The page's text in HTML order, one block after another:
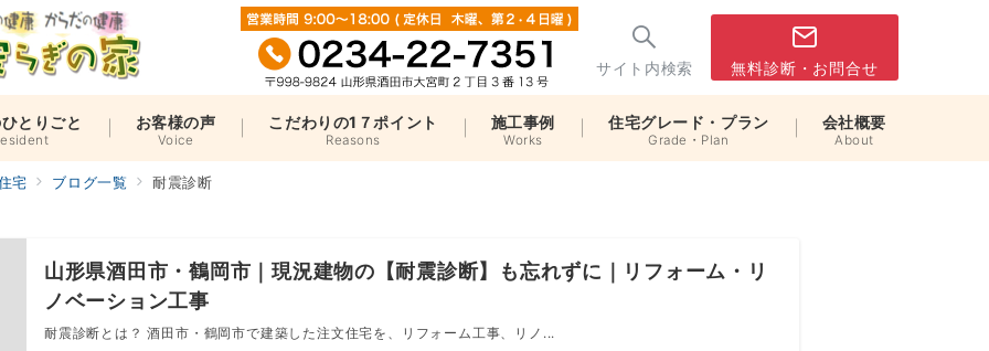
サイト内検索 無料診断・お問合せ
とりごと お客様の声
Voice
こだわりの1７ポイント
Reasons
施工事例
Works
住宅グレード・プラン
Grade・Plan
会社概要
About
宅 ブログ一覧 耐震診断
山形県酒田市・鶴岡市｜現況建物の【耐震診断】も忘れずに｜リフォーム・リ
ノベーション工事
耐震診断とは？ 酒田市・鶴岡市で建築した注文住宅を、リフォーム工事、リノ...